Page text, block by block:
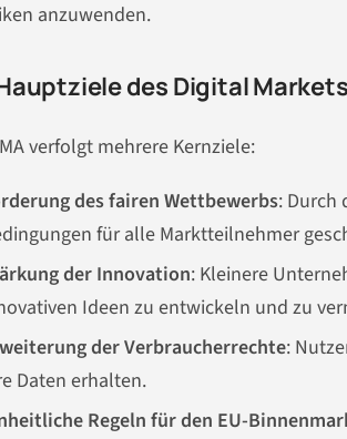
anzuwenden.
des Digital
verfolgt mehrere Kernziele:
des fairen Wettbewerbs: Durch
für alle Marktteilnehmer
der Innovation: Kleinere
Ideen zu entwickeln und zu
der Verbraucherrechte:
Daten erhalten.
Regeln für den EU-